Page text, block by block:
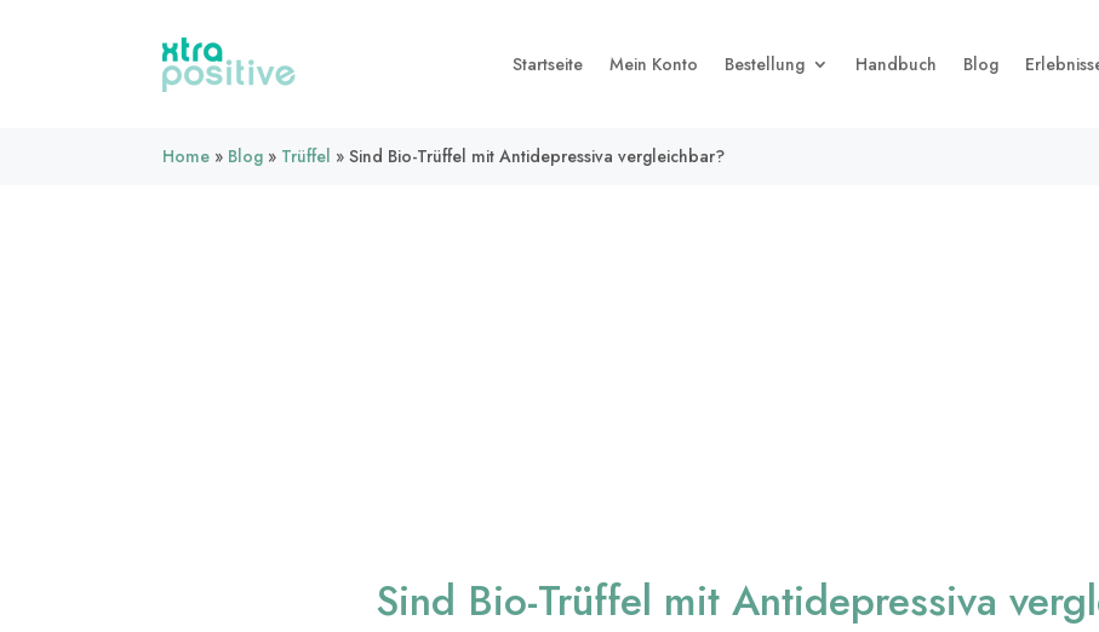
Startseite Mein Konto Bestellung Handbuch Blog
Home » Blog » Trüffel » Sind Bio-Trüffel mit Antidepressiva vergleichbar?
Sind Bio-Trüffel mit Antidepressiva